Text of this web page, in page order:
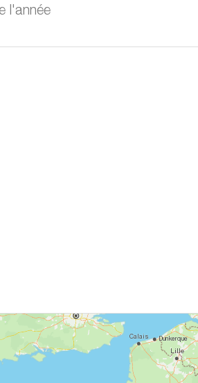
l'année